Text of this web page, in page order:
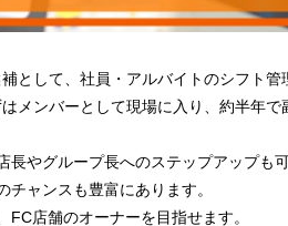
として、社員・アルバイトのシフト
メンバーとして現場に入り、約半年
長やグループ長へのステップアップも可
ャンスも豊富にあります。
FC店舗のオーナーを目指せます。